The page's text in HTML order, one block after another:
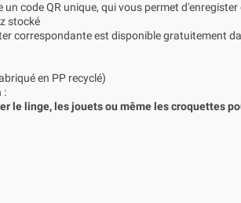
un code QR unique, qui vous permet
stocké
correspondante est disponible gratuitement
en PP recyclé)
:
le linge, les jouets ou même les croquettes